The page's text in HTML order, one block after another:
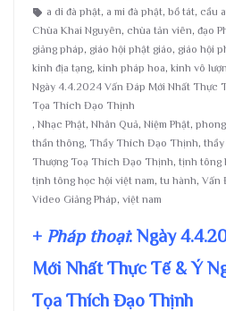
a di đà phật, a mi đà phật, bồ tát, cầu
Chùa Khai Nguyên, chùa tản viên, đạo
giảng pháp, giáo hội phật giáo, giáo hội
kinh địa tạng, kinh pháp hoa, kinh vô
Ngày 4.4.2024 Vấn Đáp Mới Nhất Thực
Tọa Thích Đạo Thịnh
, Nhạc Phật, Nhân Quả, Niệm Phật,
thần thông, Thầy Thích Đạo Thịnh, thầy
Thượng Toạ Thích Đạo Thịnh, tịnh tông
tịnh tông học hội việt nam, tu hành, Vấn
Video Giảng Pháp, việt nam
+ Pháp thoại: Ngày
Mới Nhất Thực Tế & Ý
Tọa Thích Đạo Thịnh